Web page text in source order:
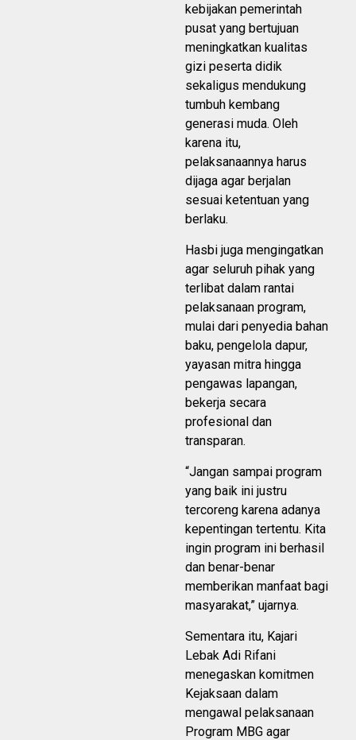
kebijakan pemerintah
pusat yang bertujuan
meningkatkan kualitas
gizi peserta didik
sekaligus mendukung
tumbuh kembang
generasi muda. Oleh
karena itu,
pelaksanaannya harus
dijaga agar berjalan
sesuai ketentuan yang
berlaku.
Hasbi juga mengingatkan
agar seluruh pihak yang
terlibat dalam rantai
pelaksanaan program,
mulai dari penyedia bahan
baku, pengelola dapur,
yayasan mitra hingga
pengawas lapangan,
bekerja secara
profesional dan
transparan.
“Jangan sampai program
yang baik ini justru
tercoreng karena adanya
kepentingan tertentu. Kita
ingin program ini berhasil
dan benar-benar
memberikan manfaat bagi
masyarakat,” ujarnya.
Sementara itu, Kajari
Lebak Adi Rifani
menegaskan komitmen
Kejaksaan dalam
mengawal pelaksanaan
Program MBG agar